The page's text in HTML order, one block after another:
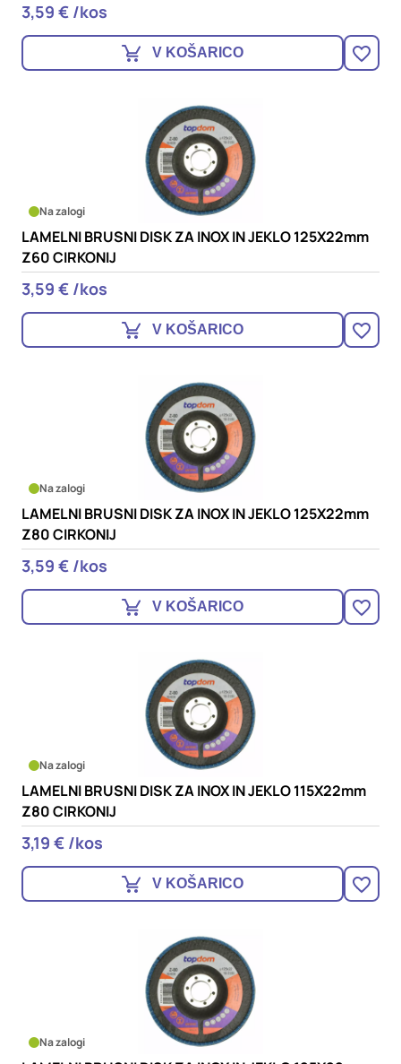
3,59 € /kos
V KOŠARICO
Na zalogi
LAMELNI BRUSNI DISK ZA INOX IN JEKLO 125X22mm
Z60 CIRKONIJ
3,59 € /kos
V KOŠARICO
Na zalogi
LAMELNI BRUSNI DISK ZA INOX IN JEKLO 125X22mm
Z80 CIRKONIJ
3,59 € /kos
V KOŠARICO
Na zalogi
LAMELNI BRUSNI DISK ZA INOX IN JEKLO 115X22mm
Z80 CIRKONIJ
3,19 € /kos
V KOŠARICO
Na zalogi